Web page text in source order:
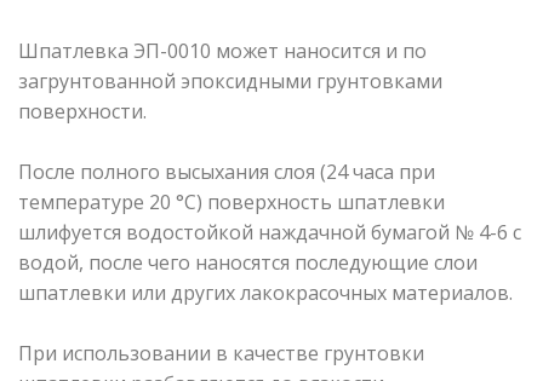
Шпатлевка ЭП-0010 может наносится и по
загрунтованной эпоксидными грунтовками
поверхности.
После полного высыхания слоя (24 часа при
температуре 20 °С) поверхность шпатлевки
шлифуется водостойкой наждачной бумагой № 4-6 с
водой, после чего наносятся последующие слои
шпатлевки или других лакокрасочных материалов.
При использовании в качестве грунтовки